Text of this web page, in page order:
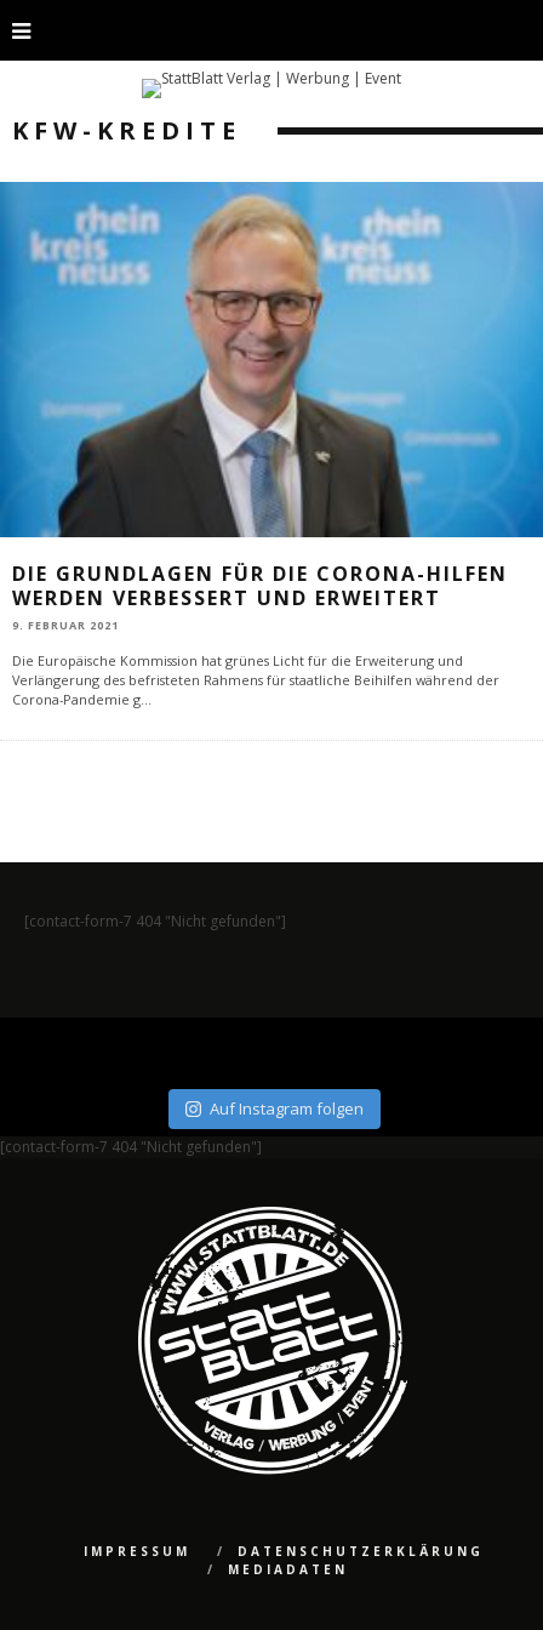
KFW-KREDITE
DIE GRUNDLAGEN FÜR DIE CORONA-HILFEN
WERDEN VERBESSERT UND ERWEITERT
9. FEBRUAR 2021
Die Europäische Kommission hat grünes Licht für die Erweiterung und
Verlängerung des befristeten Rahmens für staatliche Beihilfen während der
Corona-Pandemie g...
[contact-form-7 404 "Nicht gefunden"]
Auf Instagram folgen
[contact-form-7 404 "Nicht gefunden"]
IMPRESSUM
DATENSCHUTZERKLÄRUNG
MEDIADATEN